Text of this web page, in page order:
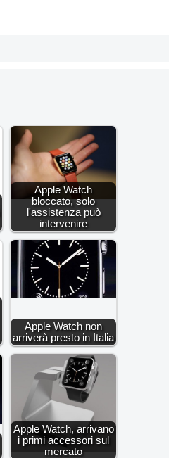
Apple Watch
bloccato, solo
l'assistenza può
intervenire
Apple Watch non
arriverà presto in Italia
Apple Watch, arrivano
i primi accessori sul
mercato